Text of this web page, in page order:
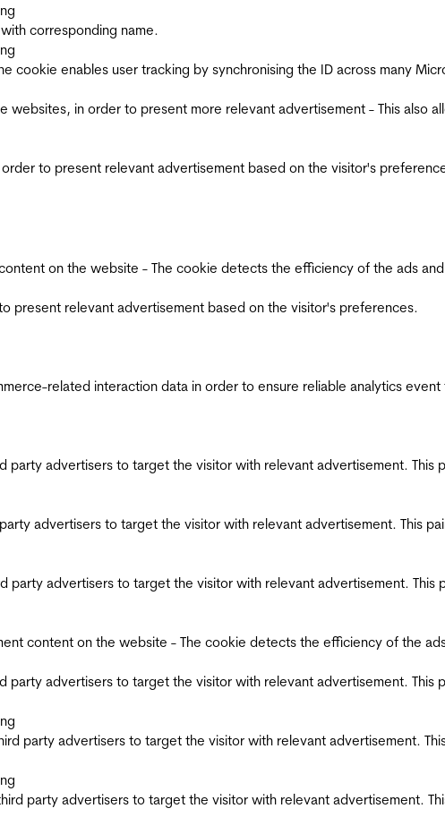
corresponding name.
cookie enables user tracking by synchronising the ID across many
websites, in order to present more relevant advertisement - This also
to present relevant advertisement based on the visitor's
on the website - The cookie detects the efficiency of the ads
present relevant advertisement based on the visitor's preferences.
related interaction data in order to ensure reliable analytics
party advertisers to target the visitor with relevant advertisement.
advertisers to target the visitor with relevant advertisement. This
party advertisers to target the visitor with relevant advertisement.
content on the website - The cookie detects the efficiency of the
party advertisers to target the visitor with relevant advertisement.
party advertisers to target the visitor with relevant advertisement.
party advertisers to target the visitor with relevant advertisement.